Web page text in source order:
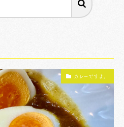
カレーですよ。